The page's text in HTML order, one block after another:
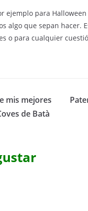
ejemplo para
algo que sepan hacer.
o para cualquier
mis mejores
de Batà